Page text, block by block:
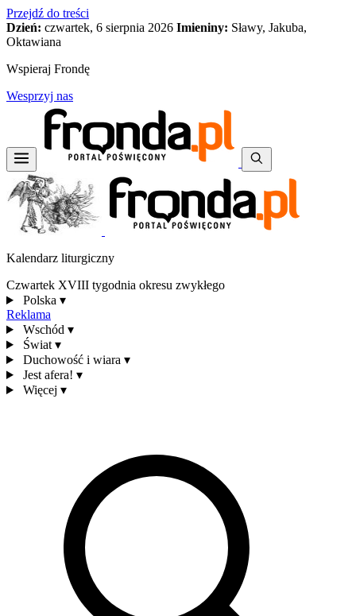
Przejdź do treści
Dzień: czwartek, 6 sierpnia 2026 Imieniny: Sławy, Jakuba,
Oktawiana
Wspieraj Frondę
Wesprzyj nas
Kalendarz liturgiczny
Czwartek XVIII tygodnia okresu zwykłego
Polska ▾
Reklama
Wschód ▾
Świat ▾
Duchowość i wiara ▾
Jest afera! ▾
Więcej ▾